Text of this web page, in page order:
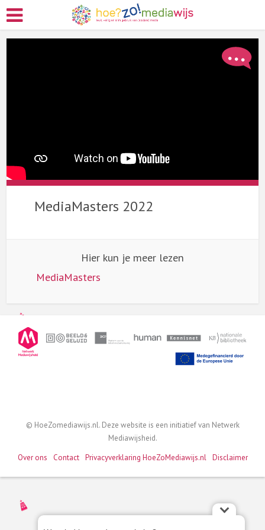
MediaMasters 2022
Hier kun je meer lezen
MediaMasters
Wat
© HoeZomediawijs.nl. Deze website is een initiatief van Netwerk
Mediawijsheid.
Over ons
Contact Privacyverklaring HoeZoMediawijs.nl Disclaimer